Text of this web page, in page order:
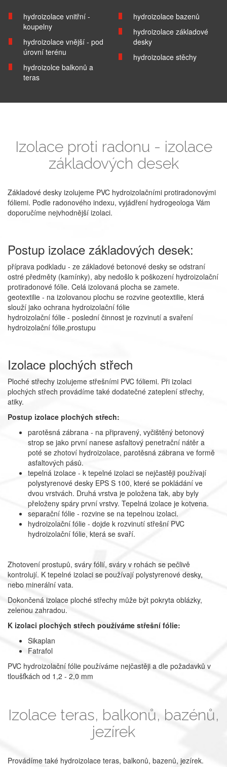
hydroizolace vnitřní -
koupelny
hydroizolace vnější - pod
úrovní terénu
hydroizolce balkonů a
teras
hydroizolace bazenů
hydroizolace základové
desky
hydroizolace stěchy
Izolace proti radonu - izolace
základových desek
Základové desky izolujeme PVC hydroizolačními protiradonovými
fóliemi. Podle radonového indexu, vyjádření hydrogeologa Vám
doporučíme nejvhodnější izolaci.
Postup izolace základových desek:
příprava podkladu - ze základové betonové desky se odstraní
ostré předměty (kamínky), aby nedošlo k poškození hydroizolační
protiradonové fólie. Celá izolovaná plocha se zamete.
geotextilie - na izolovanou plochu se rozvine geotextilie, která
slouží jako ochrana hydroizolační fólie
hydroizolační fólie - poslední činnost je rozvinutí a svaření
hydroizolační fólie,prostupu
Izolace plochých střech
Ploché střechy izolujeme střešními PVC fóliemi. Při izolaci
plochých střech provádíme také dodatečné zateplení střechy,
atiky.
Postup izolace plochých střech:
parotěsná zábrana - na připravený, vyčištěný betonový
strop se jako první nanese asfaltový penetrační nátěr a
poté se zhotoví hydroizolace, parotěsná zábrana ve formě
asfaltových pásů.
tepelná izolace - k tepelné izolaci se nejčastěji používají
polystyrenové desky EPS S 100, které se pokládání ve
dvou vrstvách. Druhá vrstva je položena tak, aby byly
přeloženy spáry první vrstvy. Tepelná izolace je kotvena.
separační fólie - rozvine se na tepelnou izolaci.
hydroizolační fólie - dojde k rozvinutí střešní PVC
hydroizolační fólie, která se svaří.
Zhotovení prostupů, sváry fólií, sváry v rohách se pečlivě
kontrolují. K tepelné izolaci se používají polystyrenové desky,
nebo minerální vata.
Dokončená izolace ploché střechy může být pokryta oblázky,
zelenou zahradou.
K izolaci plochých střech používáme střešní fólie:
Sikaplan
Fatrafol
PVC hydroizolační fólie používáme nejčastěji a dle požadavků v
tloušťkách od 1,2 - 2,0 mm
Izolace teras, balkonů, bazénů,
jezírek
Provádíme také hydroizolace teras, balkonů, bazenů, jezírek.